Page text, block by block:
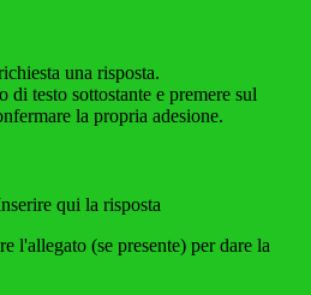
una risposta.
di testo sottostante e premere sul
la propria adesione.
qui la risposta
l'allegato (se presente) per dare la